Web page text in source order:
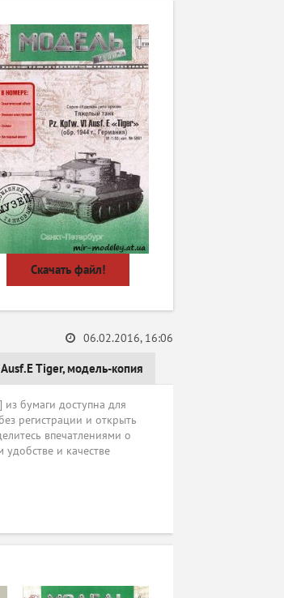
Скачать файл!
Tiger,модель-копия
06.02.2016, 16:06
бумаги доступна для
регистрации и открыть
впечатлениями о
и качестве